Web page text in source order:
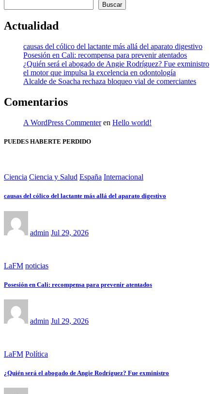
Buscar
Actualidad
causas del cólico del lactante más allá del aparato digestivo
Posesión en Cali: recompensa para prevenir atentados
¿Quién será el abogado de Angie Rodríguez? Fue exministro
el motor que impulsa la excelencia en odontología
Alcalde de Soacha rechaza bloqueo vial de comerciantes
Comentarios
A WordPress Commenteren Hello world!
PUEDES HABERTE PERDIDO
Ciencia Ciencia y Salud España Internacional
causas del cólico del lactante más allá del aparato digestivo
admin Jul 29, 2026
LaFM noticias
Posesión en Cali: recompensa para prevenir atentados
admin Jul 29, 2026
LaFM Política
¿Quién será el abogado de Angie Rodríguez? Fue exministro